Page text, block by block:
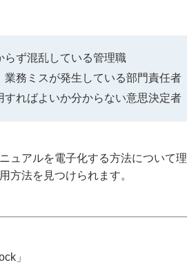
らず混乱している管理職
務ミスが発生している部門責任者
ればよいか分からない意思決定者
ュアルを電子化する方法について理
方法を見つけられます。
」